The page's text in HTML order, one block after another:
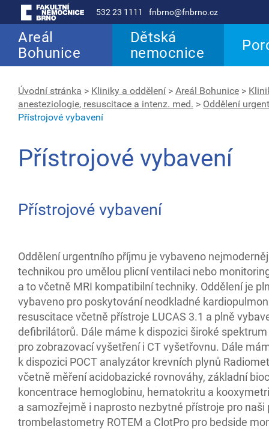
532 23 1111 fnbrno@fnbrno.cz
Areál
Bohunice
Dětská
nemocnice
Úvodní stránka > Kliniky a oddělení > Areál Bohunice >
anesteziologie, resuscitace a intenz. med. > Oddělení
Přístrojové vybavení
Přístrojové vybavení
Přístrojové vybavení
Oddělení urgentního příjmu je vybaveno
technikou pro umělou plicní ventilaci nebo
a to včetně MRI kompatibilní techniky. Oddělení je
vybaveno pro poskytování neodkladné
resuscitace včetně přístroje LUCAS 3.1 a plně
defibrilátorů. Dále máme k dispozici široké
pro zobrazovací vyšetření i CT vyšetřovnu. Dále
k dispozici POCT analyzátor krevních plynů
včetně měření acidobazické rovnováhy, základní
koncentrace hemoglobinu, hematokritu a
a samozřejmě i naprosto nezbytné přístroje pro naši
trombelastometry ROTEM a ClotPro pro bedside